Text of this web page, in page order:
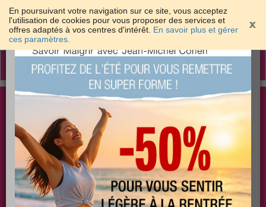
En poursuivant votre navigation sur ce site, vous acceptez
l'utilisation de cookies pour vous proposer des services et
offres adaptés à vos centres d'intérêt. En savoir plus et gérer
ces paramètres.
Toggle
Les meilleures solutions pour maigrir et être bien
dans sa peau
PLUS PLUS PLUS
×